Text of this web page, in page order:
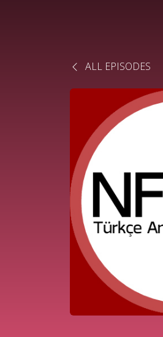
ALL EPISODES